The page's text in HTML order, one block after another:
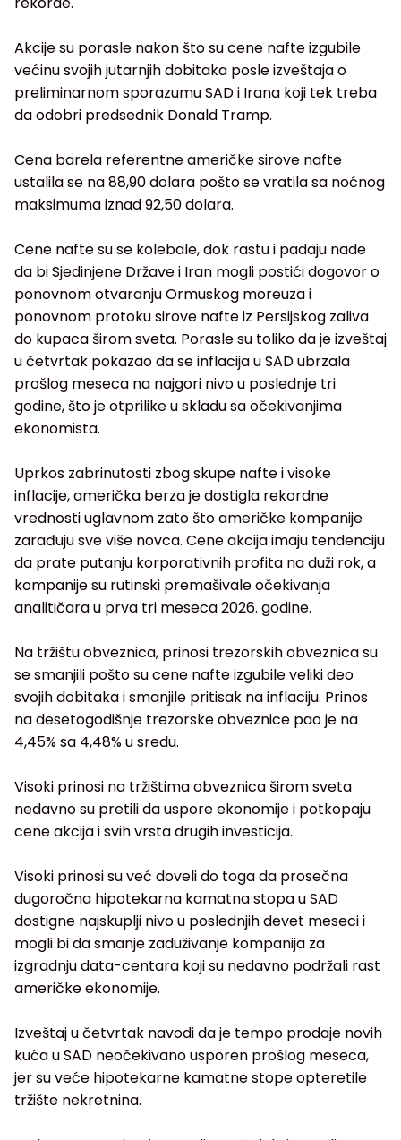
Akcije su porasle nakon što su cene nafte izgubile
većinu svojih jutarnjih dobitaka posle izveštaja o
preliminarnom sporazumu SAD i Irana koji tek treba
da odobri predsednik Donald Tramp.
Cena barela referentne američke sirove nafte
ustalila se na 88,90 dolara pošto se vratila sa noćnog
maksimuma iznad 92,50 dolara.
Cene nafte su se kolebale, dok rastu i padaju nade
da bi Sjedinjene Države i Iran mogli postići dogovor o
ponovnom otvaranju Ormuskog moreuza i
ponovnom protoku sirove nafte iz Persijskog zaliva
do kupaca širom sveta. Porasle su toliko da je izveštaj
u četvrtak pokazao da se inflacija u SAD ubrzala
prošlog meseca na najgori nivo u poslednje tri
godine, što je otprilike u skladu sa očekivanjima
ekonomista.
Uprkos zabrinutosti zbog skupe nafte i visoke
inflacije, američka berza je dostigla rekordne
vrednosti uglavnom zato što američke kompanije
zarađuju sve više novca. Cene akcija imaju tendenciju
da prate putanju korporativnih profita na duži rok, a
kompanije su rutinski premašivale očekivanja
analitičara u prva tri meseca 2026. godine.
Na tržištu obveznica, prinosi trezorskih obveznica su
se smanjili pošto su cene nafte izgubile veliki deo
svojih dobitaka i smanjile pritisak na inflaciju. Prinos
na desetogodišnje trezorske obveznice pao je na
4,45% sa 4,48% u sredu.
Visoki prinosi na tržištima obveznica širom sveta
nedavno su pretili da uspore ekonomije i potkopaju
cene akcija i svih vrsta drugih investicija.
Visoki prinosi su već doveli do toga da prosečna
dugoročna hipotekarna kamatna stopa u SAD
dostigne najskuplji nivo u poslednjih devet meseci i
mogli bi da smanje zaduživanje kompanija za
izgradnju data-centara koji su nedavno podržali rast
američke ekonomije.
Izveštaj u četvrtak navodi da je tempo prodaje novih
kuća u SAD neočekivano usporen prošlog meseca,
jer su veće hipotekarne kamatne stope opteretile
tržište nekretnina.